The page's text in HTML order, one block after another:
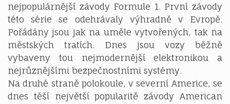
nejpopulárnější závody Formule 1. První závody
této série se odehrávaly výhradně v Evropě.
Pořádány jsou jak na uměle vytvořených, tak na
městských tratích. Dnes jsou vozy běžně
vybaveny tou nejmodernější elektronikou a
nejrůznějšími bezpečnostními systémy.
Na druhé straně polokoule, v severní Americe, se
dnes těší největší popularitě závody American